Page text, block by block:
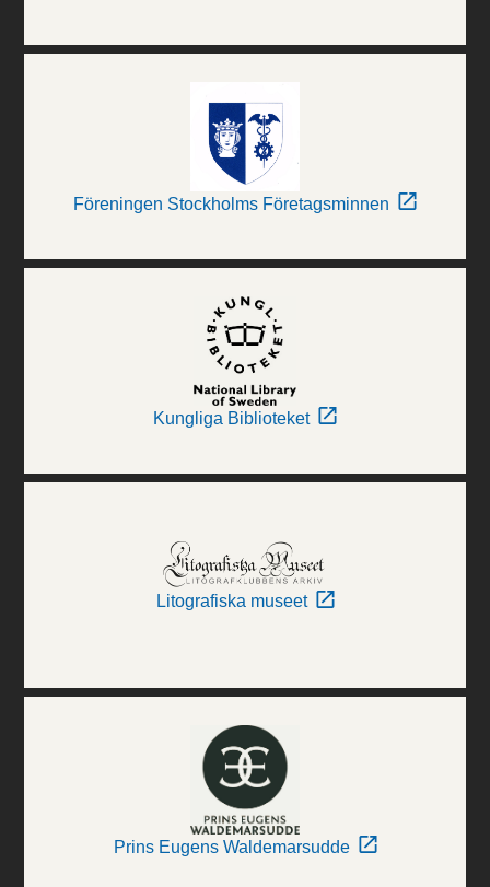
Föreningen Stockholms Företagsminnen
Kungliga Biblioteket
Litografiska museet
Prins Eugens Waldemarsudde